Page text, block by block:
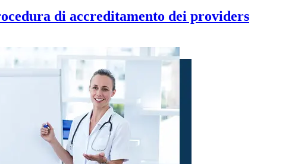
di accreditamento dei providers